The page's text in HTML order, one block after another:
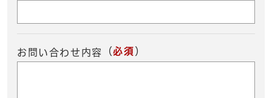
お問い合わせ内容 （必須 ）